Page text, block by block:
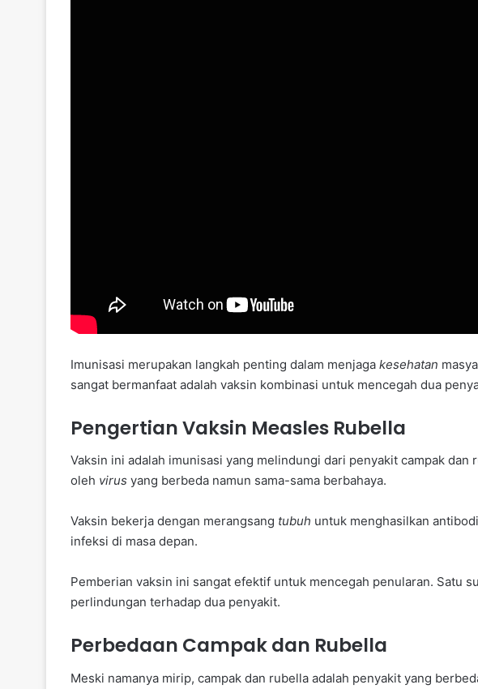
Imunisasi merupakan langkah penting dalam menjaga kesehatan
sangat bermanfaat adalah vaksin kombinasi untuk mencegah dua
Pengertian Vaksin Measles Rubella
Vaksin ini adalah imunisasi yang melindungi dari penyakit campak dan
oleh virus yang berbeda namun sama-sama berbahaya.
Vaksin bekerja dengan merangsang tubuh untuk menghasilkan
infeksi di masa depan.
Pemberian vaksin ini sangat efektif untuk mencegah penularan. Satu
perlindungan terhadap dua penyakit.
Perbedaan Campak dan Rubella
Meski namanya mirip, campak dan rubella adalah penyakit yang